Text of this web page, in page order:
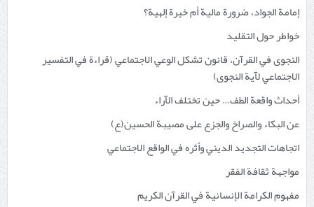
إمامة الجواد، ضرورة مالية أم خيرة إلهية؟
خواطر حول التقليد
النجوى في القرآن، قانون تشكل الوعي الاجتماعي (قراءة في التفسير
الاجتماعي لآية النجوى)
أحداث واقعة الطف… حين تختلف الآراء
عن البكاء والصراخ والجزع على مصيبة الحسين(ع)
اتجاهات التجديد الديني وأثره في الواقع الاجتماعي
مواجهة ثقافة الفقر
مفهوم الكرامة الإنسانية في القرآن الكريم